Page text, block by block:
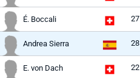
É. Boccali 27
Andrea Sierra 28
E. von Dach 22